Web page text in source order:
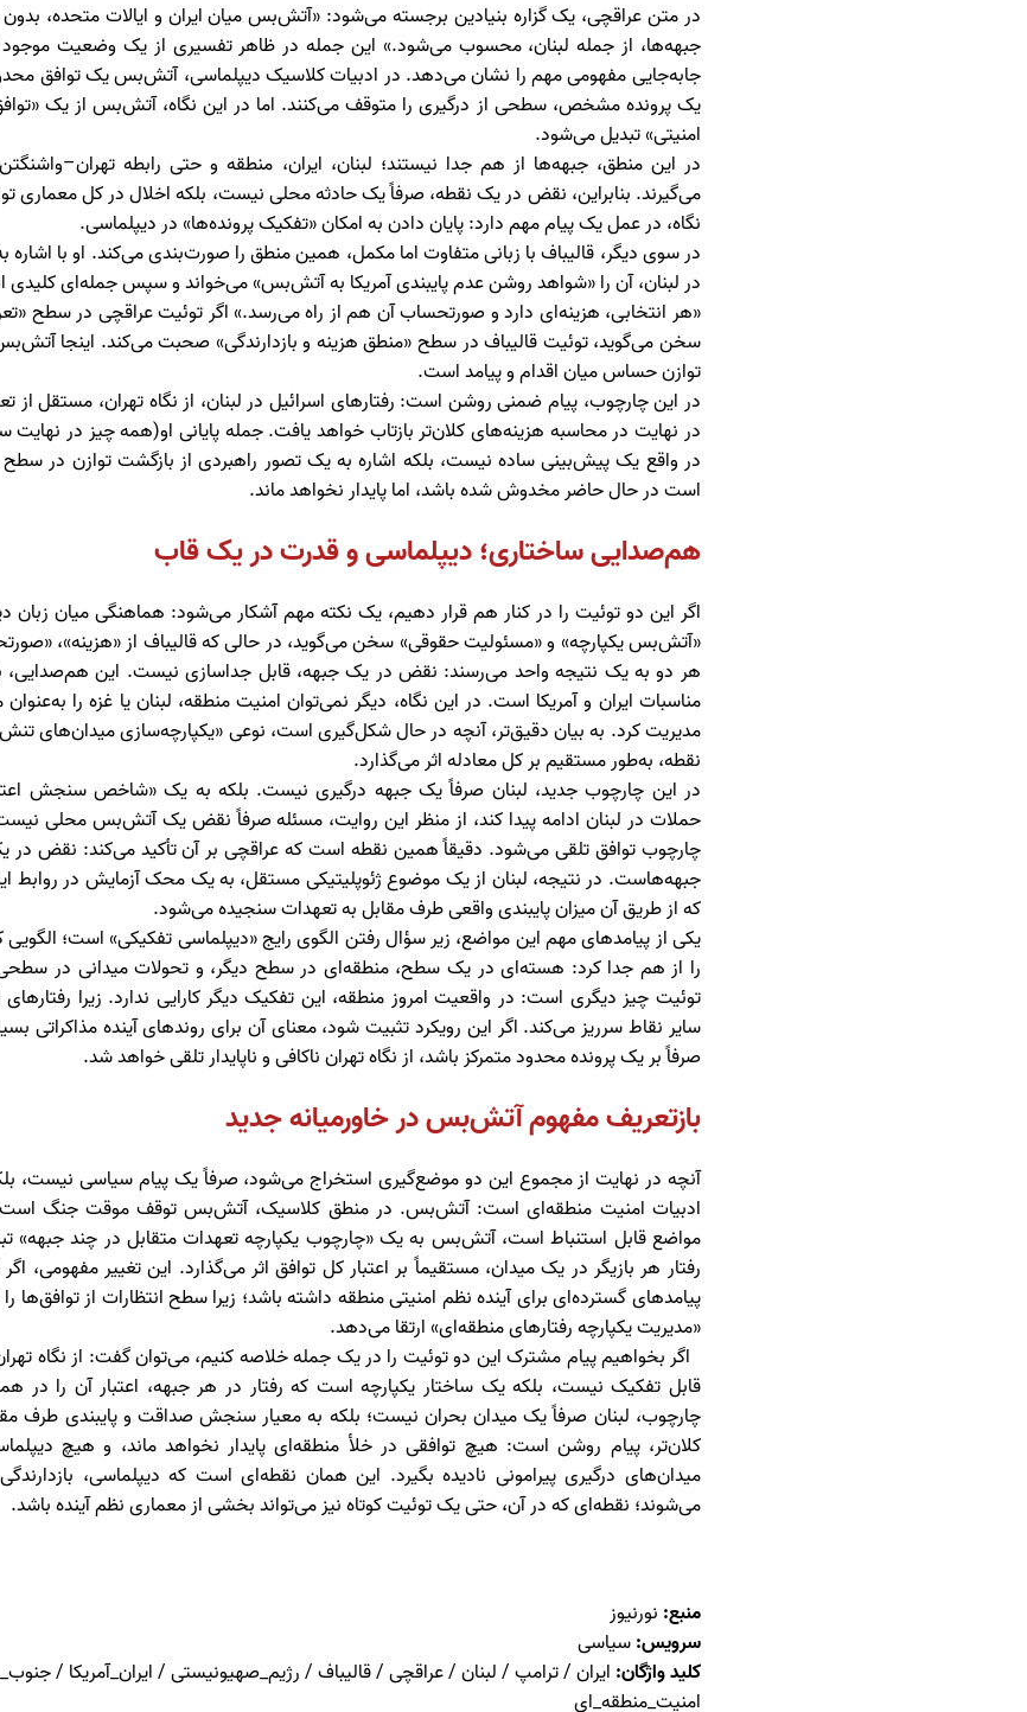
در متن عراقچی، یک گزاره بنیادین برجسته می‌شود: «آتش‌بس میان ایران و ایالات متحده،
جبهه‌ها، از جمله لبنان، محسوب می‌شود.» این جمله در ظاهر تفسیری از یک وضعیت
جابه‌جایی مفهومی مهم را نشان می‌دهد. در ادبیات کلاسیک دیپلماسی، آتش‌بس یک توافق
یک پرونده مشخص، سطحی از درگیری را متوقف می‌کنند. اما در این نگاه، آتش‌بس از یک
امنیتی» تبدیل می‌شود.
در این منطق، جبهه‌ها از هم جدا نیستند؛ لبنان، ایران، منطقه و حتی رابطه
می‌گیرند. بنابراین، نقض در یک نقطه، صرفاً یک حادثه محلی نیست، بلکه اخلال در کل معماری
نگاه، در عمل یک پیام مهم دارد: پایان دادن به امکان «تفکیک پرونده‌ها» در دیپلماسی.
در سوی دیگر، قالیباف با زبانی متفاوت اما مکمل، همین منطق را صورت‌بندی می‌کند. او با
در لبنان، آن را «شواهد روشن عدم پایبندی آمریکا به آتش‌بس» می‌خواند و سپس جمله‌ای کلیدی
«هر انتخابی، هزینه‌ای دارد و صورتحساب آن هم از راه می‌رسد.» اگر توئیت عراقچی در
سخن می‌گوید، توئیت قالیباف در سطح «منطق هزینه و بازدارندگی» صحبت می‌کند. اینجا
توازن حساس میان اقدام و پیامد است.
در این چارچوب، پیام ضمنی روشن است: رفتارهای اسرائیل در لبنان، از نگاه تهران، مستقل از
در نهایت در محاسبه هزینه‌های کلان‌تر بازتاب خواهد یافت. جمله پایانی او(همه چیز در
در واقع یک پیش‌بینی ساده نیست، بلکه اشاره به یک تصور راهبردی از بازگشت توازن در
است در حال حاضر مخدوش شده باشد، اما پایدار نخواهد ماند.
هم‌صدایی ساختاری؛ دیپلماسی و قدرت در یک قاب
اگر این دو توئیت را در کنار هم قرار دهیم، یک نکته مهم آشکار می‌شود: هماهنگی میان زبان
«آتش‌بس یکپارچه» و «مسئولیت حقوقی» سخن می‌گوید، در حالی که قالیباف از «هزینه»،
هر دو به یک نتیجه واحد می‌رسند: نقض در یک جبهه، قابل جداسازی نیست. این هم‌صدایی،
مناسبات ایران و آمریکا است. در این نگاه، دیگر نمی‌توان امنیت منطقه، لبنان یا غزه را
مدیریت کرد. به بیان دقیق‌تر، آنچه در حال شکل‌گیری است، نوعی «یکپارچه‌سازی میدان‌های
نقطه، به‌طور مستقیم بر کل معادله اثر می‌گذارد.
در این چارچوب جدید، لبنان صرفاً یک جبهه درگیری نیست. بلکه به یک «شاخص سنجش
حملات در لبنان ادامه پیدا کند، از منظر این روایت، مسئله صرفاً نقض یک آتش‌بس محلی
چارچوب توافق تلقی می‌شود. دقیقاً همین نقطه است که عراقچی بر آن تأکید می‌کند: نقض
جبهه‌هاست. در نتیجه، لبنان از یک موضوع ژئوپلیتیکی مستقل، به یک محک آزمایش در روابط
که از طریق آن میزان پایبندی واقعی طرف مقابل به تعهدات سنجیده می‌شود.
یکی از پیامدهای مهم این مواضع، زیر سؤال رفتن الگوی رایج «دیپلماسی تفکیکی» است؛
را از هم جدا کرد: هسته‌ای در یک سطح، منطقه‌ای در سطح دیگر، و تحولات میدانی در
توئیت چیز دیگری است: در واقعیت امروز منطقه، این تفکیک دیگر کارایی ندارد. زیرا
سایر نقاط سرریز می‌کند. اگر این رویکرد تثبیت شود، معنای آن برای روندهای آینده مذاکراتی
صرفاً بر یک پرونده محدود متمرکز باشد، از نگاه تهران ناکافی و ناپایدار تلقی خواهد شد.
بازتعریف مفهوم آتش‌بس در خاورمیانه جدید
آنچه در نهایت از مجموع این دو موضع‌گیری استخراج می‌شود، صرفاً یک پیام سیاسی نیست،
ادبیات امنیت منطقه‌ای است: آتش‌بس. در منطق کلاسیک، آتش‌بس توقف موقت جنگ است.
مواضع قابل استنباط است، آتش‌بس به یک «چارچوب یکپارچه تعهدات متقابل در چند جبهه»
رفتار هر بازیگر در یک میدان، مستقیماً بر اعتبار کل توافق اثر می‌گذارد. این تغییر مفهومی،
پیامدهای گسترده‌ای برای آینده نظم امنیتی منطقه داشته باشد؛ زیرا سطح انتظارات از
«مدیریت یکپارچه رفتارهای منطقه‌ای» ارتقا می‌دهد.
اگر بخواهیم پیام مشترک این دو توئیت را در یک جمله خلاصه کنیم، می‌توان گفت: از نگاه
قابل تفکیک نیست، بلکه یک ساختار یکپارچه است که رفتار در هر جبهه، اعتبار آن را در
چارچوب، لبنان صرفاً یک میدان بحران نیست؛ بلکه به معیار سنجش صداقت و پایبندی طرف
کلان‌تر، پیام روشن است: هیچ توافقی در خلأ منطقه‌ای پایدار نخواهد ماند، و هیچ
میدان‌های درگیری پیرامونی نادیده بگیرد. این همان نقطه‌ای است که دیپلماسی،
می‌شوند؛ نقطه‌ای که در آن، حتی یک توئیت کوتاه نیز می‌تواند بخشی از معماری نظم آینده باشد.
منبع: نورنیوز
سرویس:سیاسی
کلید واژگان: ایران / ترامپ / لبنان / عراقچی / قالیباف / رژیم_صهیونیستی / ایران_آمریکا /
امنیت_منطقه_ای